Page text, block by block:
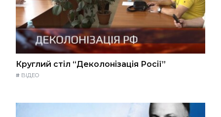
Круглий стіл “Деколонізація Росії”
# ВІДЕО